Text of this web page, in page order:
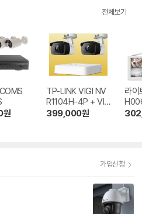
전체보기
원
TP-LINK VIGI NV
R1104H-4P + VIG
I C340i
399,000원
라이
가입신청